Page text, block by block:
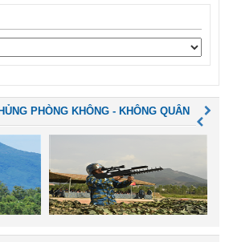
PHÒNG KHÔNG - KHÔNG QUÂN